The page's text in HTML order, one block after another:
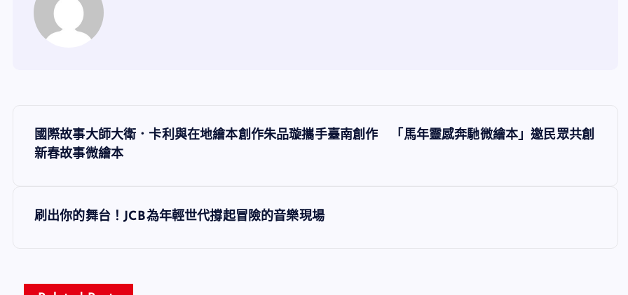
文
章
導
國際故事大師大衛．卡利與在地繪本創作朱品璇攜手臺南創作 「馬年靈感奔馳微繪本」邀民眾共創
新春故事微繪本
刷出你的舞台！JCB為年輕世代撐起冒險的音樂現場